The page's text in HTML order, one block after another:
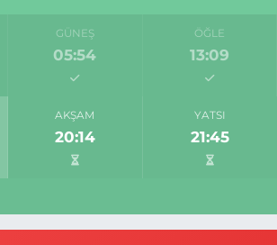
GÜNEŞ
05:54
ÖĞLE
13:09
AKŞAM
20:14
YATSI
21:45